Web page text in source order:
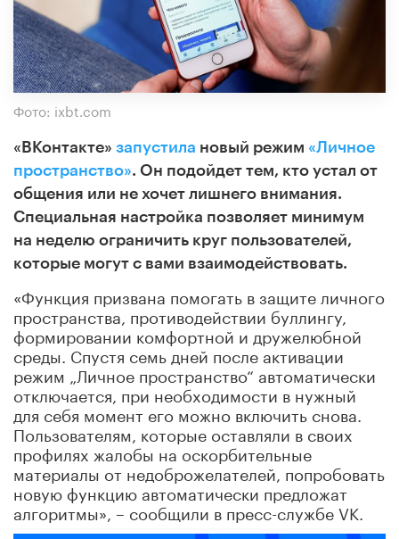
Фото: ixbt.com
«ВКонтакте» запустила новый режим «Личное
пространство». Он подойдет тем, кто устал от
общения или не хочет лишнего внимания.
Специальная настройка позволяет минимум
на неделю ограничить круг пользователей,
которые могут с вами взаимодействовать.
«Функция призвана помогать в защите личного
пространства, противодействии буллингу,
формировании комфортной и дружелюбной
среды. Спустя семь дней после активации
режим „Личное пространство“ автоматически
отключается, при необходимости в нужный
для себя момент его можно включить снова.
Пользователям, которые оставляли в своих
профилях жалобы на оскорбительные
материалы от недоброжелателей, попробовать
новую функцию автоматически предложат
алгоритмы», – сообщили в пресс-службе VK.